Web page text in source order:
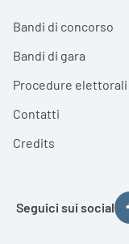
Bandi di concorso
Bandi di gara
Procedure elettorali
Contatti
Credits
Seguici sui social